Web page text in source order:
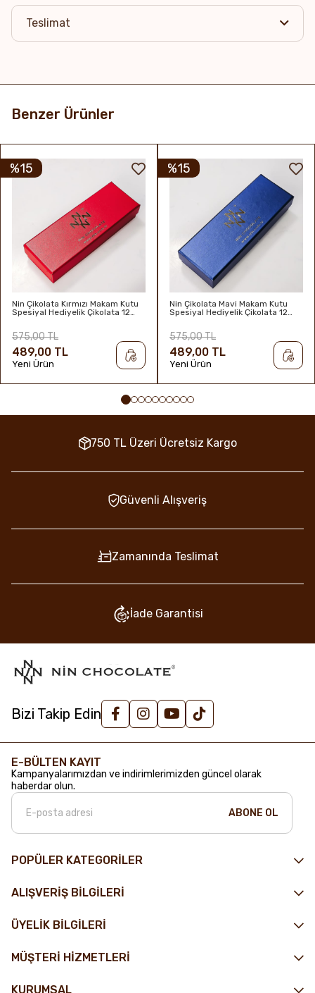
Teslimat
Benzer Ürünler
Nin Çikolata Kırmızı Makam Kutu
Spesiyal Hediyelik Çikolata 12
489,00 TL
575,00 TL
Yeni Ürün
%15
Nin Çikolata Mavi Makam Kutu
Spesiyal Hediyelik Çikolata 12
489,00 TL
575,00 TL
Yeni Ürün
%15
750 TL Üzeri Ücretsiz Kargo
Güvenli Alışveriş
Zamanında Teslimat
İade Garantisi
Bizi Takip Edin
POPÜLER KATEGORİLER
ALIŞVERİŞ BİLGİLERİ
ÜYELİK BİLGİLERİ
MÜŞTERİ HİZMETLERİ
KURUMSAL
E-BÜLTEN KAYIT
Kampanyalarımızdan ve indirimlerimizden güncel olarak
haberdar olun.
ABONE OL